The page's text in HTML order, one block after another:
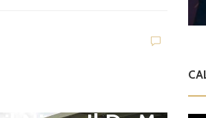
sosta: Busat